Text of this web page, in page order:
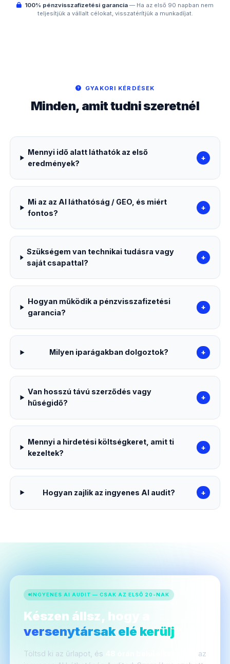
100% pénzvisszafizetési garancia — Ha az első 90 napban nem
teljesítjük a vállalt célokat, visszatérítjük a munkadíjat.
GYAKORI KÉRDÉSEK
Minden, amit tudni szeretnél
Mennyi idő alatt láthatók az első
eredmények?
+
Mi az az AI láthatóság / GEO, és miért
fontos?
+
Szükségem van technikai tudásra vagy
saját csapattal?
+
Hogyan működik a pénzvisszafizetési
garancia?
+
Milyen iparágakban dolgoztok? +
Van hosszú távú szerződés vagy
hűségidő?
+
Mennyi a hirdetési költségkeret, amit ti
kezeltek?
+
Hogyan zajlik az ingyenes AI audit? +
INGYENES AI AUDIT — CSAK AZ ELSŐ 20-NAK
Készen állsz, hogy a
versenytársak elé kerülj
Töltsd ki az űrlapot, és
az